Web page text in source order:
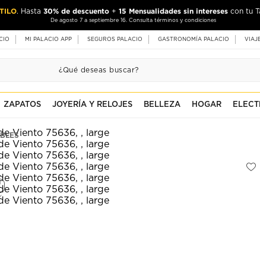
. Hasta 30% de descuento+ 15 Mensualidades sin interesescon tu
De agosto 7 a septiembre 16. Consulta términos y condiciones
MI PALACIO APP SEGUROS PALACIO GASTRONOMÍA PALACIO
ZAPATOS JOYERÍA Y RELOJES BELLEZA HOGAR